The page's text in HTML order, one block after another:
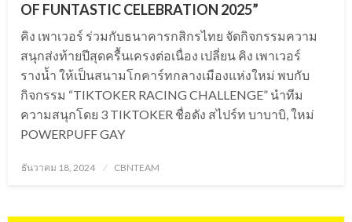
OF FUNTASTIC CELEBRATION 2025”
คิง เพาเวอร์ ร่วมกับธนาคารกสิกรไทย จัดกิจกรรมความ
สนุกส่งท้ายปีสุดครื้นเครงต่อเนื่อง เปลี่ยน คิง เพาเวอร์
รางน้ำ ให้เป็นสนามโกคาร์ทกลางเมืองแห่งใหม่ พบกับ
กิจกรรม “TIKTOKER RACING CHALLENGE” นำทีม
ความสนุกโดย 3 TIKTOKER ชื่อดัง สไปร์ท บาบาบิ, ใหม่
POWERPUFF GAY
Posted
ธันวาคม 18, 2024 CBNTEAM